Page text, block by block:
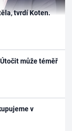
tvrdí Koten.
může téměř
v